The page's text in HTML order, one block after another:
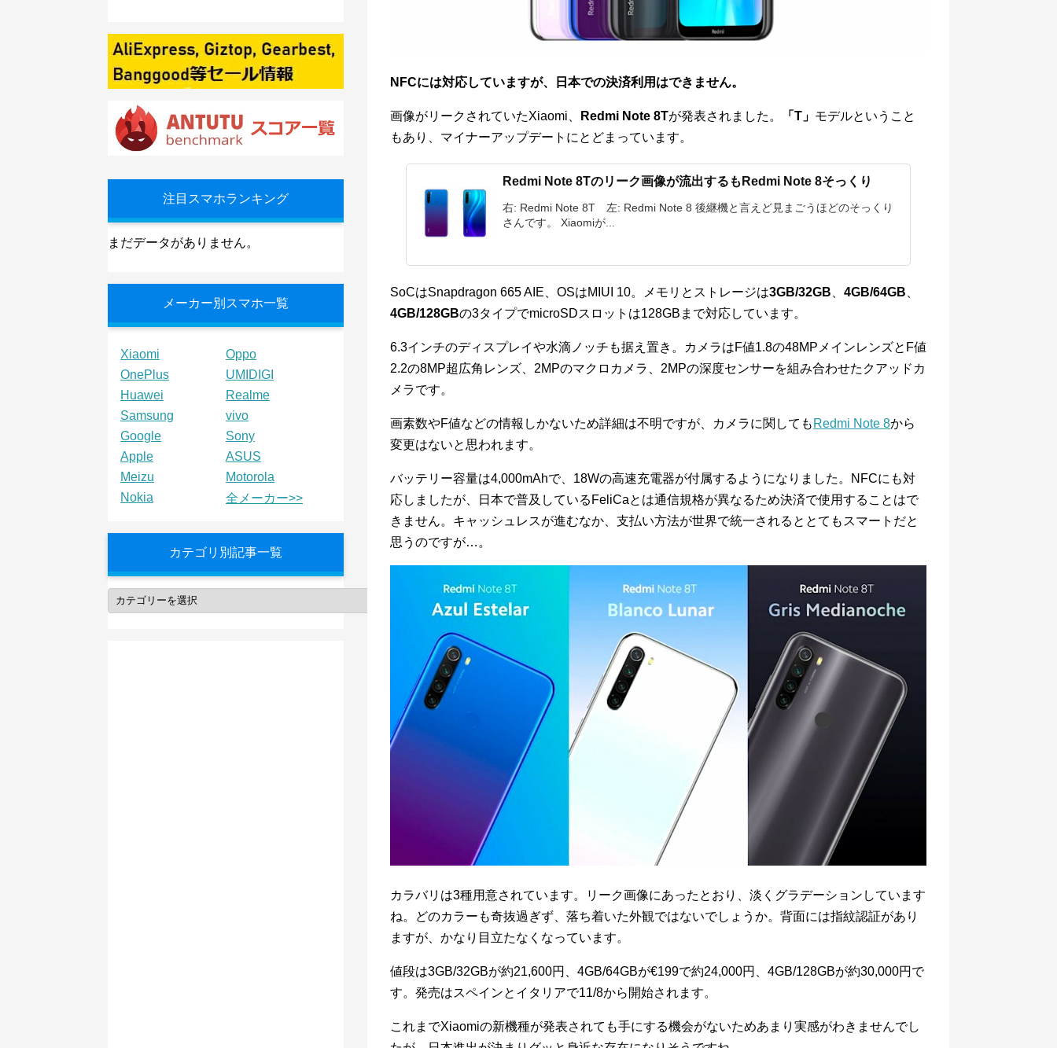
NFCには対応していますが、日本での決済利用はできません。
画像がリークされていたXiaomi、 Redmi Note 8Tが発表されました。 「T」 モデルということ
もあり、マイナーアップデートにとどまっています。
Redmi Note 8Tのリーク画像が流出するもRedmi Note 8そっくり
右: Redmi Note 8T 左: Redmi Note 8 後継機と言えど見まごうほどのそっくり
さんです。 Xiaomiが...
SoCはSnapdragon 665 AIE、OSはMIUI 10。メモリとストレージは3GB/32GB 4GB/64GB
4GB/128GBの3タイプでmicroSDスロットは128GBまで対応しています。
6.3インチのディスプレイや水滴ノッチも据え置き。カメラはF値1.8の48MPメインレンズとF値
2.2の8MP超広角レンズ、2MPのマクロカメラ、2MPの深度センサーを組み合わせたクアッドカ
メラです。
画素数やF値などの情報しかないため詳細は不明ですが、カメラに関しても Redmi Note 8から
変更はないと思われます。
バッテリー容量は4,000mAhで、18Wの高速充電器が付属するようになりました。NFCにも対
応しましたが、日本で普及しているFeliCaとは通信規格が異なるため決済で使用することはで
きません。キャッシュレスが進むなか、支払い方法が世界で統一されるととてもスマートだと
思うのですが…。
カラバリは3種用意されています。リーク画像にあったとおり、淡くグラデーションしています
ね。どのカラーも奇抜過ぎず、落ち着いた外観ではないでしょうか。背面には指紋認証があり
ますが、かなり目立たなくなっています。
値段は3GB/32GBが約21,600円、4GB/64GBが€199で約24,000円、4GB/128GBが約30,000円で
す。発売はスペインとイタリアで11/8から開始されます。
これまでXiaomiの新機種が発表されても手にする機会がないためあまり実感がわきませんでし
注目スマホランキング
まだデータがありません。
メーカー別スマホ一覧
Xiaomi
Oppo
OnePlus
UMIDIGI
Huawei
Realme
Samsung
vivo
Google
Sony
Apple
ASUS
Meizu
Motorola
Nokia
全メーカー>>
カテゴリ別記事一覧